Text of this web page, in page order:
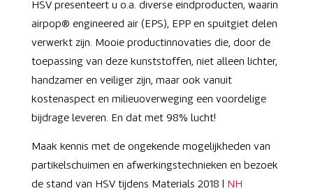
HSV presenteert u o.a. diverse eindproducten, waarin
airpop® engineered air (EPS), EPP en spuitgiet delen
verwerkt zijn. Mooie productinnovaties die, door de
toepassing van deze kunststoffen, niet alleen lichter,
handzamer en veiliger zijn, maar ook vanuit
kostenaspect en milieuoverweging een voordelige
bijdrage leveren. En dat met 98% lucht!
Maak kennis met de ongekende mogelijkheden van
partikelschuimen en afwerkingstechnieken en bezoek
de stand van HSV tijdens Materials 2018 |
NH